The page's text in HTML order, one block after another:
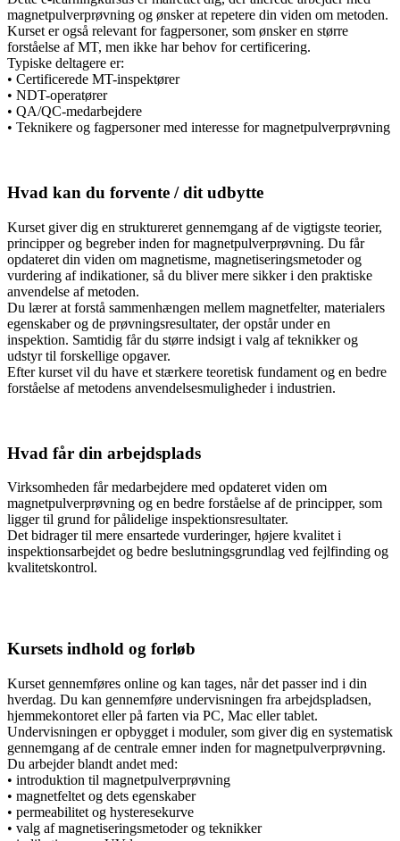
magnetpulverprøvning og ønsker at repetere din viden om metoden.
Kurset er også relevant for fagpersoner, som ønsker en større
forståelse af MT, men ikke har behov for certificering.
Typiske deltagere er:
• Certificerede MT-inspektører
• NDT-operatører
• QA/QC-medarbejdere
• Teknikere og fagpersoner med interesse for magnetpulverprøvning
Hvad kan du forvente / dit udbytte
Kurset giver dig en struktureret gennemgang af de vigtigste teorier,
principper og begreber inden for magnetpulverprøvning. Du får
opdateret din viden om magnetisme, magnetiseringsmetoder og
vurdering af indikationer, så du bliver mere sikker i den praktiske
anvendelse af metoden.
Du lærer at forstå sammenhængen mellem magnetfelter, materialers
egenskaber og de prøvningsresultater, der opstår under en
inspektion. Samtidig får du større indsigt i valg af teknikker og
udstyr til forskellige opgaver.
Efter kurset vil du have et stærkere teoretisk fundament og en bedre
forståelse af metodens anvendelsesmuligheder i industrien.
Hvad får din arbejdsplads
Virksomheden får medarbejdere med opdateret viden om
magnetpulverprøvning og en bedre forståelse af de principper, som
ligger til grund for pålidelige inspektionsresultater.
Det bidrager til mere ensartede vurderinger, højere kvalitet i
inspektionsarbejdet og bedre beslutningsgrundlag ved fejlfinding og
kvalitetskontrol.
Kursets indhold og forløb
Kurset gennemføres online og kan tages, når det passer ind i din
hverdag. Du kan gennemføre undervisningen fra arbejdspladsen,
hjemmekontoret eller på farten via PC, Mac eller tablet.
Undervisningen er opbygget i moduler, som giver dig en systematisk
gennemgang af de centrale emner inden for magnetpulverprøvning.
Du arbejder blandt andet med:
• introduktion til magnetpulverprøvning
• magnetfeltet og dets egenskaber
• permeabilitet og hysteresekurve
• valg af magnetiseringsmetoder og teknikker